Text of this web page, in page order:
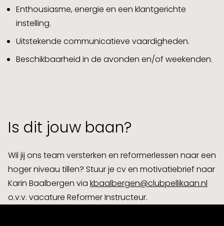
Enthousiasme, energie en een klantgerichte
instelling.
Uitstekende communicatieve vaardigheden.
Beschikbaarheid in de avonden en/of weekenden.
Is dit jouw baan?
Wil jij ons team versterken en reformerlessen naar een
hoger niveau tillen? Stuur je cv en motivatiebrief naar
Karin Baalbergen via kbaalbergen@clubpellikaan.nl
o.v.v. vacature Reformer Instructeur.